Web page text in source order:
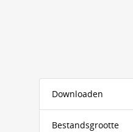
Downloaden
Bestandsgrootte